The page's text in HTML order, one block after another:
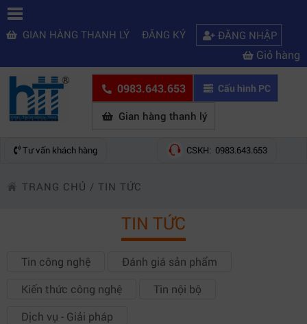
GIAN HÀNG THANH LÝ ĐĂNG KÝ ĐĂNG NHẬP
Giỏ hàng
0983.643.653 Cấu hình PC
Gian hàng thanh lý
Tư vấn khách hàng CSKH: 0983.643.653
TRANG CHỦ / TIN TỨC
TIN TỨC
Tin công nghệ
Đánh giá sản phẩm
Kiến thức công nghệ
Tin nội bộ
Dịch vụ - Giải pháp